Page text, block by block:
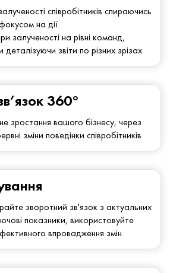
співробітників спираючись
на дії.
залученості на рівні команд,
деталізуючи звіти по різних зрізах
360°
зростання вашого бізнесу, через
зміни поведінки співробітників
зворотний зв'язок з актуальних
показники, використовуйте
впровадження змін.